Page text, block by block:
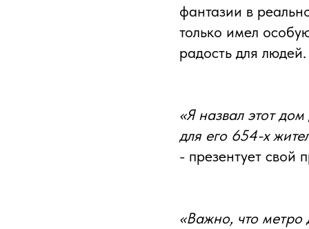
фантазии в
только имел
радость для людей.
«Я назвал этот
для его 654-х
- презентует свой
«Важно, что